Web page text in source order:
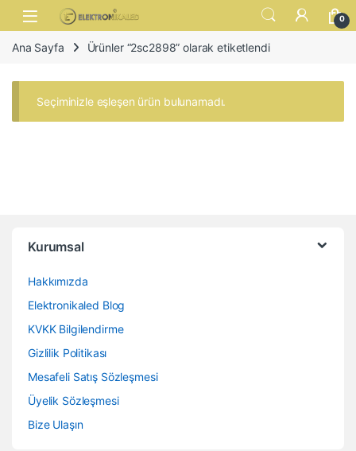
Skip to navigation
Skip to content
Open 0
Ana Sayfa Ürünler “2sc2898” olarak etiketlendi
Seçiminizle eşleşen ürün bulunamadı.
Kurumsal
Hakkımızda
Elektronikaled Blog
KVKK Bilgilendirme
Gizlilik Politikası
Mesafeli Satış Sözleşmesi
Üyelik Sözleşmesi
Bize Ulaşın